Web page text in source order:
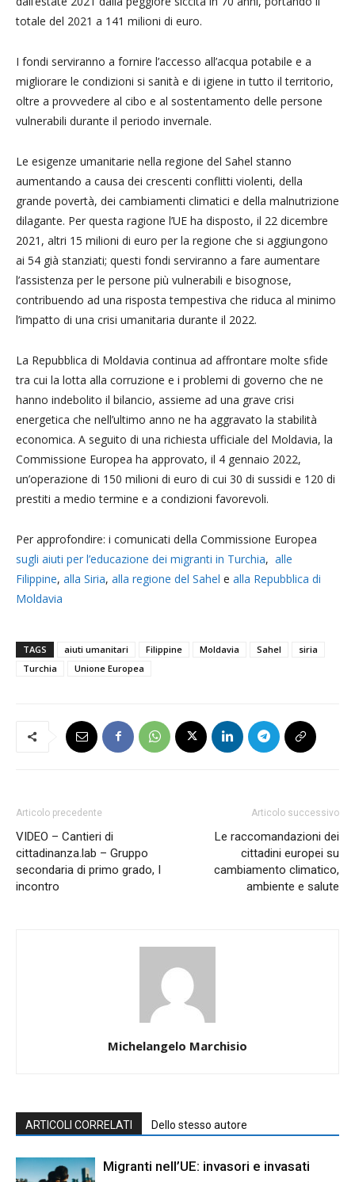
totale del 2021 a 141 milioni di euro.
I fondi serviranno a fornire l’accesso all’acqua potabile e a
migliorare le condizioni si sanità e di igiene in tutto il territorio,
oltre a provvedere al cibo e al sostentamento delle persone
vulnerabili durante il periodo invernale.
Le esigenze umanitarie nella regione del Sahel stanno
aumentando a causa dei crescenti conflitti violenti, della
grande povertà, dei cambiamenti climatici e della malnutrizione
dilagante. Per questa ragione l’UE ha disposto, il 22 dicembre
2021, altri 15 milioni di euro per la regione che si aggiungono
ai 54 già stanziati; questi fondi serviranno a fare aumentare
l’assistenza per le persone più vulnerabili e bisognose,
contribuendo ad una risposta tempestiva che riduca al minimo
l’impatto di una crisi umanitaria durante il 2022.
La Repubblica di Moldavia continua ad affrontare molte sfide
tra cui la lotta alla corruzione e i problemi di governo che ne
hanno indebolito il bilancio, assieme ad una grave crisi
energetica che nell’ultimo anno ne ha aggravato la stabilità
economica. A seguito di una richiesta ufficiale del Moldavia, la
Commissione Europea ha approvato, il 4 gennaio 2022,
un’operazione di 150 milioni di euro di cui 30 di sussidi e 120 di
prestiti a medio termine e a condizioni favorevoli.
Per approfondire: i comunicati della Commissione Europea
sugli aiuti per l’educazione dei migranti in Turchia, alle
Filippine, alla Siria, alla regione del Sahel e alla Repubblica di
Moldavia
TAGS aiuti umanitari Filippine Moldavia Sahel
siria
Turchia
Unione Europea
Articolo precedente
VIDEO – Cantieri di
cittadinanza.lab – Gruppo
secondaria di primo grado, I
incontro
Articolo successivo
Le raccomandazioni dei
cittadini europei su
cambiamento climatico,
ambiente e salute
Michelangelo Marchisio
ARTICOLI CORRELATI Dello stesso autore
Migranti nell’UE: invasori e invasati